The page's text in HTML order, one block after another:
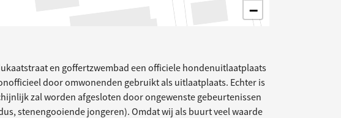
−
en goffertzwembad een officiele hondenuitlaatplaats
door omwonenden gebruikt als uitlaatplaats. Echter is
zal worden afgesloten door ongewenste gebeurtenissen
stenengooiende jongeren). Omdat wij als buurt veel waarde